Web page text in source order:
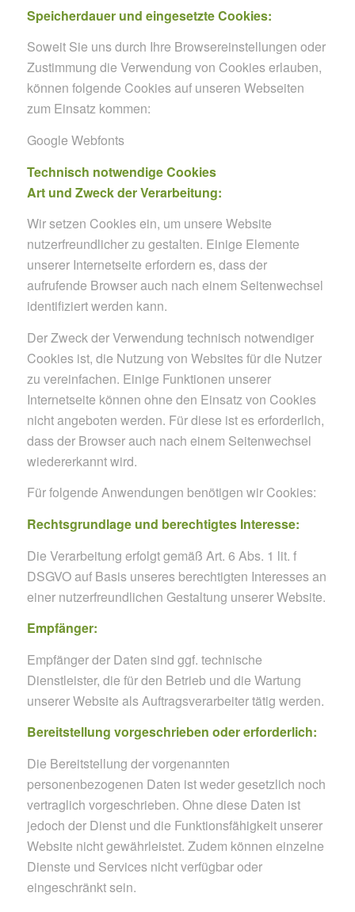
Speicherdauer und eingesetzte Cookies:
Soweit Sie uns durch Ihre Browsereinstellungen oder
Zustimmung die Verwendung von Cookies erlauben,
können folgende Cookies auf unseren Webseiten
zum Einsatz kommen:
Google Webfonts
Technisch notwendige Cookies
Art und Zweck der Verarbeitung:
Wir setzen Cookies ein, um unsere Website
nutzerfreundlicher zu gestalten. Einige Elemente
unserer Internetseite erfordern es, dass der
aufrufende Browser auch nach einem Seitenwechsel
identifiziert werden kann.
Der Zweck der Verwendung technisch notwendiger
Cookies ist, die Nutzung von Websites für die Nutzer
zu vereinfachen. Einige Funktionen unserer
Internetseite können ohne den Einsatz von Cookies
nicht angeboten werden. Für diese ist es erforderlich,
dass der Browser auch nach einem Seitenwechsel
wiedererkannt wird.
Für folgende Anwendungen benötigen wir Cookies:
Rechtsgrundlage und berechtigtes Interesse:
Die Verarbeitung erfolgt gemäß Art. 6 Abs. 1 lit. f
DSGVO auf Basis unseres berechtigten Interesses an
einer nutzerfreundlichen Gestaltung unserer Website.
Empfänger:
Empfänger der Daten sind ggf. technische
Dienstleister, die für den Betrieb und die Wartung
unserer Website als Auftragsverarbeiter tätig werden.
Bereitstellung vorgeschrieben oder erforderlich:
Die Bereitstellung der vorgenannten
personenbezogenen Daten ist weder gesetzlich noch
vertraglich vorgeschrieben. Ohne diese Daten ist
jedoch der Dienst und die Funktionsfähigkeit unserer
Website nicht gewährleistet. Zudem können einzelne
Dienste und Services nicht verfügbar oder
eingeschränkt sein.